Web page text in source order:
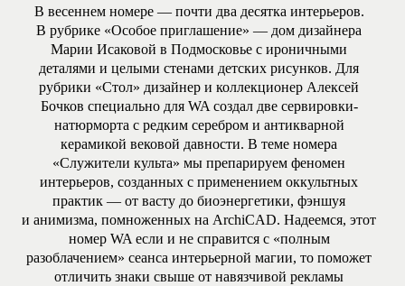
В весеннем номере — почти два десятка интерьеров.
В рубрике «Особое приглашение» — дом дизайнера
Марии Исаковой в Подмосковье с ироничными
деталями и целыми стенами детских рисунков. Для
рубрики «Стол» дизайнер и коллекционер Алексей
Бочков специально для WA создал две сервировки-
натюрморта с редким серебром и антикварной
керамикой вековой давности. В теме номера
«Служители культа» мы препарируем феномен
интерьеров, созданных с применением оккультных
практик — от васту до биоэнергетики, фэншуя
и анимизма, помноженных на ArchiCAD. Надеемся, этот
номер WA если и не справится с «полным
разоблачением» сеанса интерьерной магии, то поможет
отличить знаки свыше от навязчивой рекламы